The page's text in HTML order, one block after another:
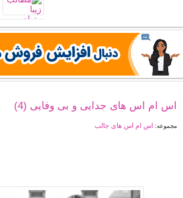
اس ام اس های جدایی و بی وفایی (4)
مجموعه: اس ام اس های جالب